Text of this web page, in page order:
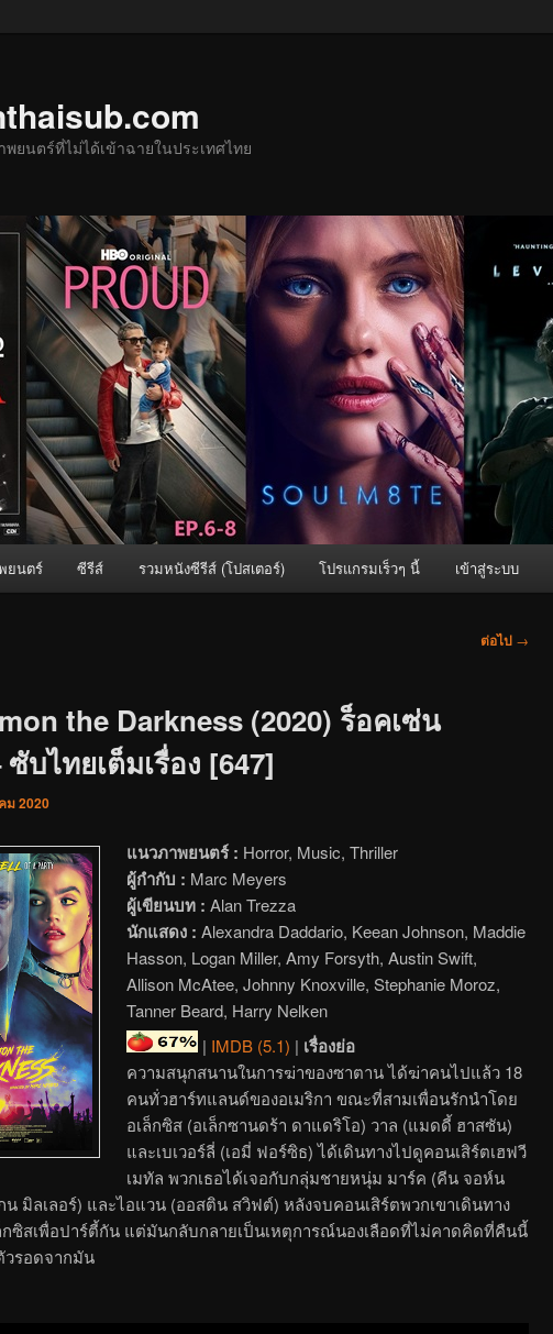
ยนตร์ที่ไม่ได้เข้าฉายในประเทศไทย
ยนตร์ ซีรีส์ รวมหนังซีรีส์ (โปสเตอร์) โปรแกรมเร็วๆ นี้ เข้าสู่ระบบ
ต่อไป →
the Darkness (2020) ร็อคเซ่น
บไทยเต็มเรื่อง [647]
ม 2020
แนวภาพยนตร์ : Horror, Music, Thriller
ผู้กำกับ : Marc Meyers
ผู้เขียนบท : Alan Trezza
นักแสดง : Alexandra Daddario, Keean Johnson, Maddie
Hasson, Logan Miller, Amy Forsyth, Austin Swift,
Allison McAtee, Johnny Knoxville, Stephanie Moroz,
Tanner Beard, Harry Nelken
| IMDB (5.1) | เรื่องย่อ
ความสนุกสนานในการฆ่าของซาตาน ได้ฆ่าคนไปแล้ว 18
คนทั่วฮาร์ทแลนด์ของอเมริกา ขณะที่สามเพื่อนรักนำโดย
อเล็กซิส (อเล็กซานดร้า ดาแดริโอ) วาล (แมดดี้ ฮาสซัน)
และเบเวอร์ลี่ (เอมี่ ฟอร์ซิธ) ได้เดินทางไปดูคอนเสิร์ตเฮฟวี
เมทัล พวกเธอได้เจอกับกลุ่มชายหนุ่ม มาร์ค (คีน จอห์น
มิลเลอร์) และไอแวน (ออสติน สวิฟต์) หลังจบคอนเสิร์ตพวกเขาเดินทาง
ซิสเพื่อปาร์ตี้กัน แต่มันกลับกลายเป็นเหตุการณ์นองเลือดที่ไม่คาดคิดที่คืนนี้
วรอดจากมัน